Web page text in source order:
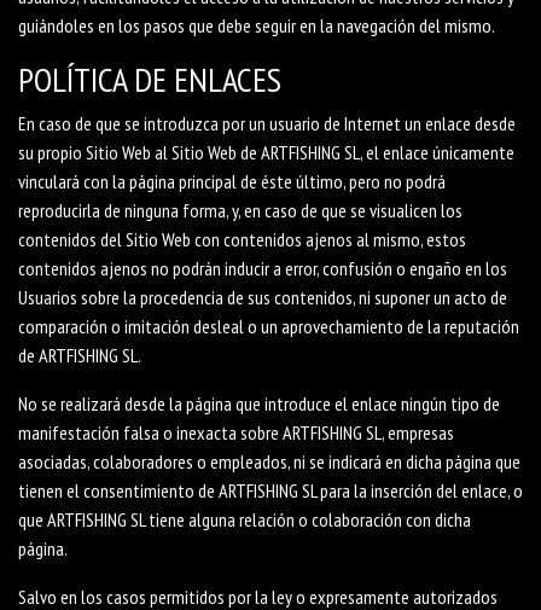
guiándoles en los pasos que debe seguir en la navegación del mismo.
POLÍTICA DE ENLACES
En caso de que se introduzca por un usuario de Internet un enlace desde
su propio Sitio Web al Sitio Web de ARTFISHING SL, el enlace únicamente
vinculará con la página principal de éste último, pero no podrá
reproducirla de ninguna forma, y, en caso de que se visualicen los
contenidos del Sitio Web con contenidos ajenos al mismo, estos
contenidos ajenos no podrán inducir a error, confusión o engaño en los
Usuarios sobre la procedencia de sus contenidos, ni suponer un acto de
comparación o imitación desleal o un aprovechamiento de la reputación
de ARTFISHING SL.
No se realizará desde la página que introduce el enlace ningún tipo de
manifestación falsa o inexacta sobre ARTFISHING SL, empresas
asociadas, colaboradores o empleados, ni se indicará en dicha página que
tienen el consentimiento de ARTFISHING SL para la inserción del enlace, o
que ARTFISHING SL tiene alguna relación o colaboración con dicha
página.
Salvo en los casos permitidos por la ley o expresamente autorizados